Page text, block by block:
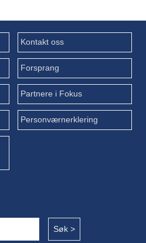
Kontakt oss
Forsprang
Partnere i Fokus
Personværnerklering